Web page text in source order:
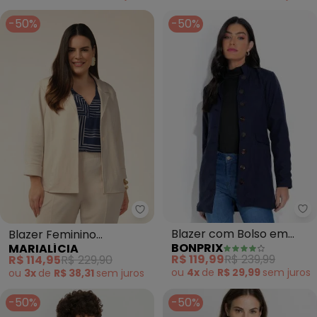
-50%
Marialícia - Blazer Feminino
Blazer Feminino
Estruturado (Bege)
MARIALÍCIA
R$ 114,95R$ 229,90
ou 3x de R$ 38,31 sem juros
-50%
Blazer com Bolso em
Lapela Frontal (Marinho)
BONPRIX
R$ 119,99R$ 239,99
ou 4x de R$ 29,99 sem juros
-50% -50%